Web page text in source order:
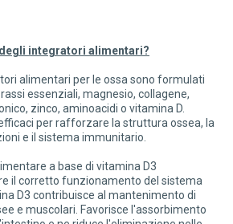
integratori alimentari?
alimentari per le ossa sono formulati
essenziali, magnesio, collagene,
zinco, aminoacidi o vitamina D.
per rafforzare la struttura ossea, la
e il sistema immunitario.
a base di vitamina D3
il corretto funzionamento del sistema
D3 contribuisce al mantenimento di
e muscolari. Favorisce l'assorbimento